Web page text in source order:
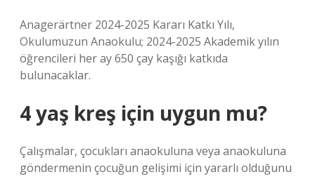
Anagerärtner 2024-2025 Kararı Katkı Yılı,
Okulumuzun Anaokulu; 2024-2025 Akademik yılın
öğrencileri her ay 650 çay kaşığı katkıda
bulunacaklar.
4 yaş kreş için uygun mu?
Çalışmalar, çocukları anaokuluna veya anaokuluna
göndermenin çocuğun gelişimi için yararlı olduğunu